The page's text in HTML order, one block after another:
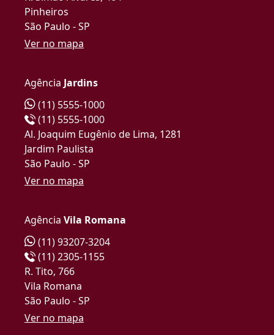
Pinheiros
São Paulo - SP
Ver no mapa
Agência Jardins
(11) 5555-1000
(11) 5555-1000
Al. Joaquim Eugênio de Lima, 1281
Jardim Paulista
São Paulo - SP
Ver no mapa
Agência Vila Romana
(11) 93207-3204
(11) 2305-1155
R. Tito, 766
Vila Romana
São Paulo - SP
Ver no mapa